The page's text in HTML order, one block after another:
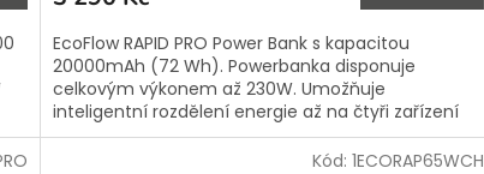
EcoFlow RAPID PRO Power Bank s kapacitou
20000mAh (72 Wh). Powerbanka disponuje
celkovým výkonem až 230W. Umožňuje
inteligentní rozdělení energie až na čtyři zařízení
současně....
Kód: 1ECORAP65WCH